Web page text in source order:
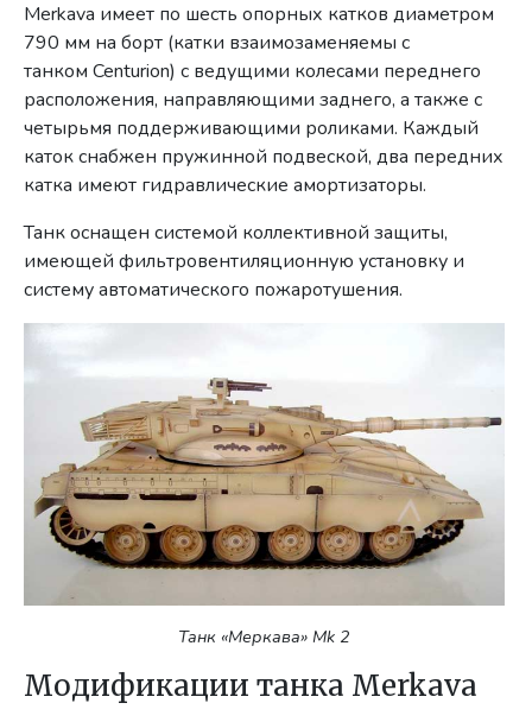
Merkava имеет по шесть опорных катков диаметром
790 мм на борт (катки взаимозаменяемы с
танком Centurion) с ведущими колесами переднего
расположения, направляющими заднего, а также с
четырьмя поддерживающими роликами. Каждый
каток снабжен пружинной подвеской, два передних
катка имеют гидравлические амортизаторы.
Танк оснащен системой коллективной защиты,
имеющей фильтровентиляционную установку и
систему автоматического пожаротушения.
Танк «Меркава» Mk 2
Модификации танка Merkava